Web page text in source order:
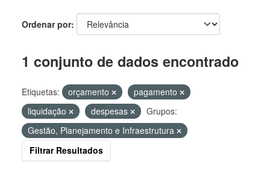
Ordenar por
1 conjunto de dados encontrado
Etiquetas: orçamento
pagamento
liquidação
despesas
Grupos:
Gestão, Planejamento e Infraestrutura
Filtrar Resultados